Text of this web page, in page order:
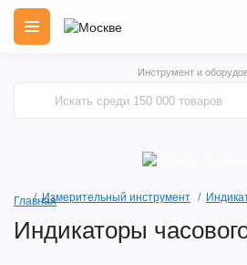
Инструмент и
ГлавнаяИзмерительный инструмент
Индикаторы